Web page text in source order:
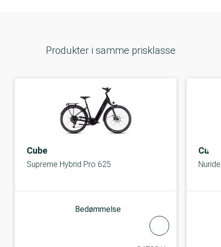
Produkter i samme prisklasse
Cube
Supreme Hybrid Pro 625
Bedømmelse
Cube